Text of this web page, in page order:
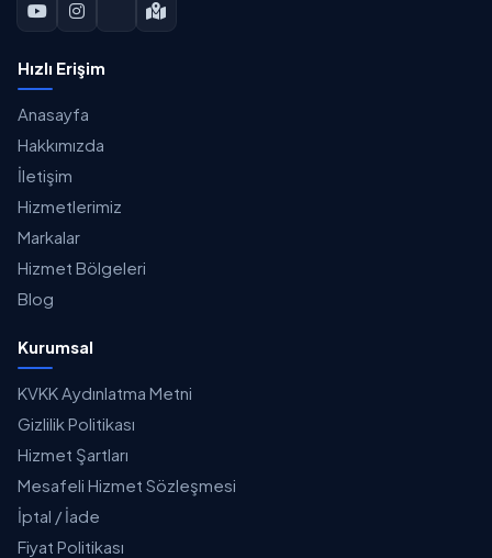
Hızlı Erişim
Anasayfa
Hakkımızda
İletişim
Hizmetlerimiz
Markalar
Hizmet Bölgeleri
Blog
Kurumsal
KVKK Aydınlatma Metni
Gizlilik Politikası
Hizmet Şartları
Mesafeli Hizmet Sözleşmesi
İptal / İade
Fiyat Politikası